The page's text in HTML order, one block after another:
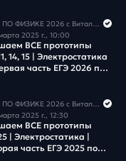
ЕГЭ ПО ФИЗИКЕ 2026 с Виталичем
2025 г., 10:00
ВСЕ прототипы
14, 15 | Электростатика
часть ЕГЭ 2026 по
ЕГЭ ПО ФИЗИКЕ 2026 с Виталичем
2025 г., 12:30
ВСЕ прототипы
| Электростатика |
часть ЕГЭ 2025 по